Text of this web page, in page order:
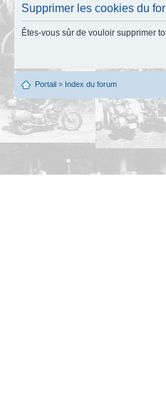
Supprimer les cookies du
Êtes-vous sûr de vouloir supprimer
Portail » Index du forum